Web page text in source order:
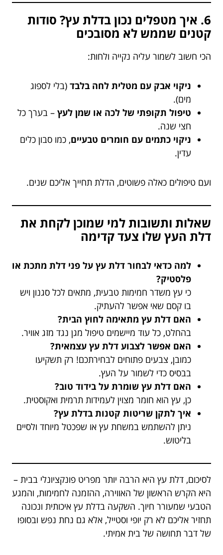
6. איך מטפלים נכון בדלת עץ? סודות
קטנים שממש לא מסובכים
הכי חשוב לשמור עליה נקייה ולחות:
ניקוי אבק עם מטלית לחה בלבד (בלי לספוג
מים).
טיפול תקופתי של לכה או שמן לעץ – בערך כל
חצי שנה.
ניקוי כתמים עם חומרים טבעיים, כמו סבון כלים
עדין.
ועם טיפולים כאלה פשוטים, הדלת תחייך אליכם שנים.
שאלות ותשובות למי שמוכן לקחת את
דלת העץ שלו צעד קדימה
למה כדאי לבחור דלת עץ על פני דלת מתכת או
פלסטיק?
כי עץ משדר חמימות טבעית, מתאים לכל סגנון ויש
בו קסם שאי אפשר להעתיק.
האם דלת עץ מתאימה לחוץ הבית?
בהחלט, כל עוד מיישמים טיפול מגן נגד מזג אוויר.
האם אפשר לצבוע דלת עץ עצמאית?
כמובן, צבעים פתוחים לבחירתכם! רק תשקיעו
בבסיס כדי לשמור על העץ.
האם דלת עץ שומרת על בידוד טוב?
כן, עץ הוא חומר מצוין לעמידות תרמית ואקוסטית.
איך לתקן שריטות קטנות בדלת עץ?
ניתן להשתמש במשחת עץ או שפכטל מיוחד ולסיים
בליטוש.
לסיכום, דלת עץ היא הרבה יותר מפריט פונקציונלי בבית –
היא הקרש הראשון של האווירה, ההזמנה לחמימות, והמגע
הטבעי שמעורר חיוך. השקעה בדלת עץ איכותית ונכונה
תחזיר אליכם לא רק יופי וסטייל, אלא גם נחת נפש ובסופו
של דבר תחושה של בית אמיתי.